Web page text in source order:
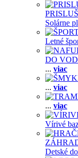
Solárne
Letné
DO
... viac
... viac
... viac
Vírivé
Detské